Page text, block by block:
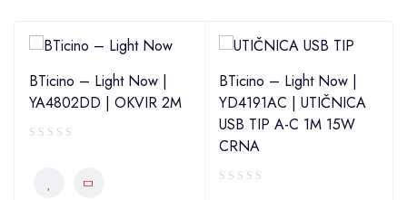
BTicino – Light Now |
YA4802DD | OKVIR 2M
BTicino – Light Now |
YD4191AC | UTIČNICA
USB TIP A-C 1M 15W
CRNA